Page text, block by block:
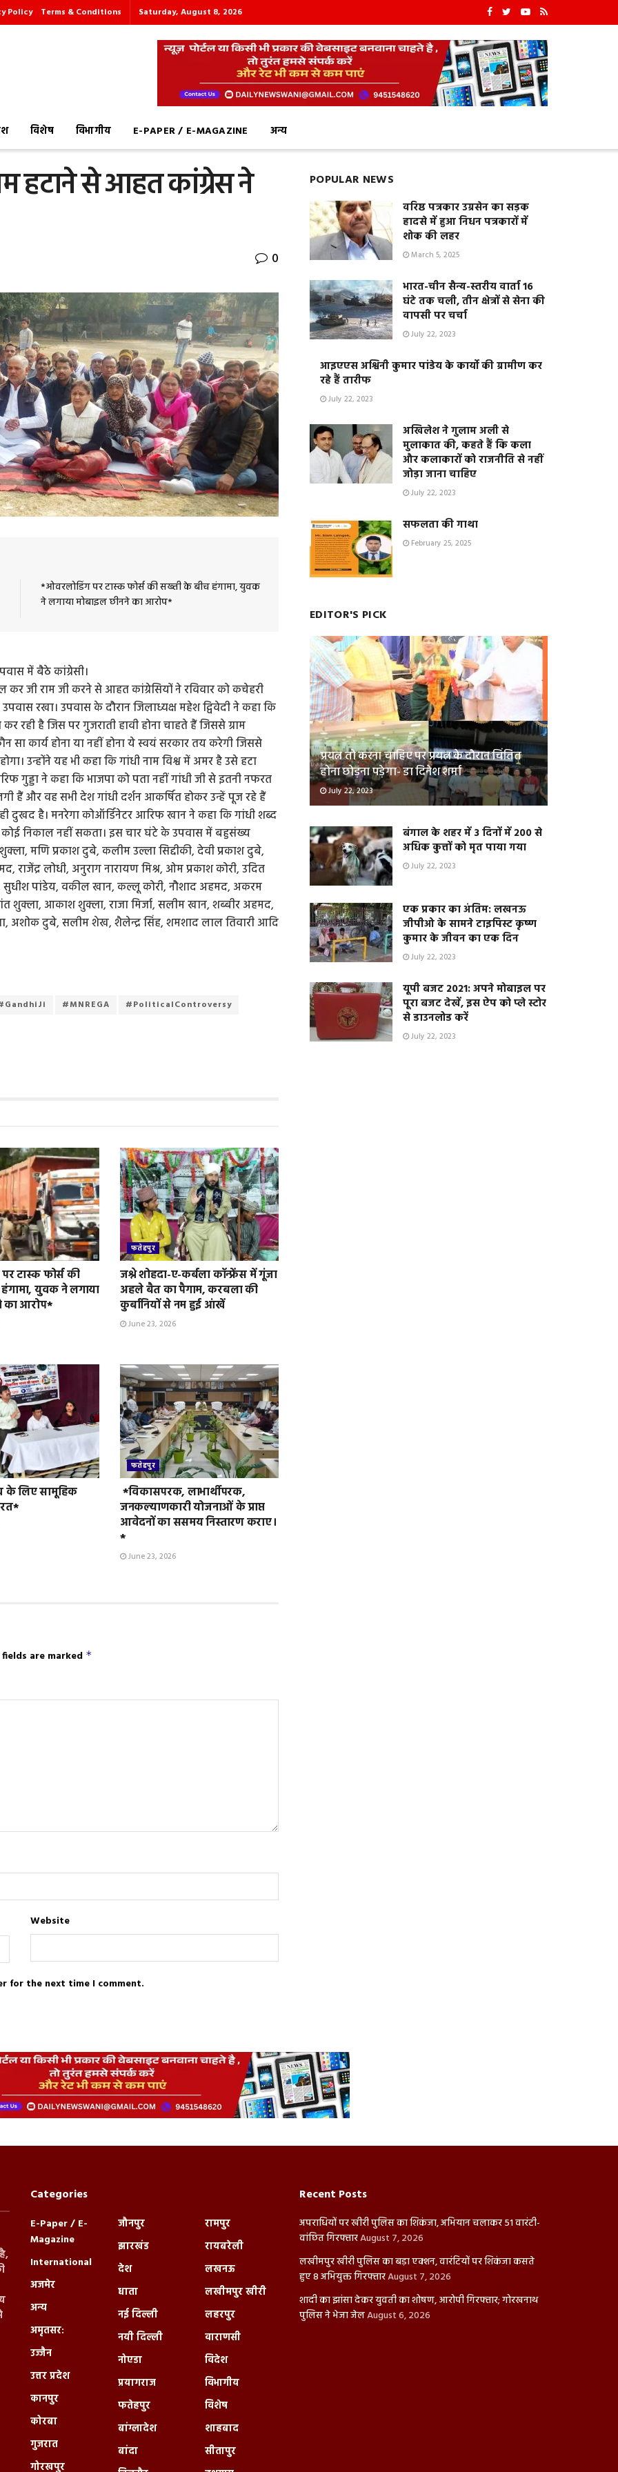
Policy Terms & Conditions Saturday, August 8, 2026
विशेष विभागीय E-PAPER / E-MAGAZINE अन्य
हटाने से आहत कांग्रेस ने
0
*ओवरलोडिंग पर टास्क फोर्स की सख्ती के बीच हंगामा, युवक
ने लगाया मोबाइल छीनने का आरोप*
में बैठे कांग्रेसी।
कर जी राम जी करने से आहत कांग्रेसियों ने रविवार को कचेहरी
रखा। उपवास के दौरान जिलाध्यक्ष महेश द्विवेदी ने कहा कि
रही है जिस पर गुजराती हावी होना चाहते हैं जिससे ग्राम
कार्य होना या नहीं होना ये स्वयं सरकार तय करेगी जिससे
उन्होंने यह भी कहा कि गांधी नाम विश्व में अमर है उसे हटा
गुड्डा ने कहा कि भाजपा को पता नहीं गांधी जी से इतनी नफरत
हैं और वह सभी देश गांधी दर्शन आकर्षित होकर उन्हें पूज रहे हैं
दुखद है। मनरेगा कोऑर्डिनेटर आरिफ खान ने कहा कि गांधी शब्द
निकाल नहीं सकता। इस चार घंटे के उपवास में बहुसंख्य
मणि प्रकाश दुबे, कलीम उल्ला सिद्दीकी, देवी प्रकाश दुबे,
राजेंद्र लोधी, अनुराग नारायण मिश्र, ओम प्रकाश कोरी, उदित
सुधीश पांडेय, वकील खान, कल्लू कोरी, नौशाद अहमद, अकरम
शुक्ला, आकाश शुक्ला, राजा मिर्जा, सलीम खान, शब्बीर अहमद,
दुबे, सलीम शेख, शैलेन्द्र सिंह, शमशाद लाल तिवारी आदि
#MNREGA
#PoliticalControversy
टास्क फोर्स की
युवक ने लगाया
का आरोप*
फतेहपुर
जश्ने शोहदा-ए-कर्बला कॉन्फ्रेंस में गूंजा
अहले बैत का पैगाम, करबला की
कुर्बानियों से नम हुई आंखें
June 23, 2026
के लिए सामूहिक
फतेहपुर
*विकासपरक, लाभार्थीपरक,
जनकल्याणकारी योजनाओं के प्राप्त
आवेदनों का ससमय निस्तारण कराए।
*
June 23, 2026
are marked *
Website
for the next time I comment.
POPULAR NEWS
वरिष्ठ पत्रकार उग्रसेन का सड़क
हादसे में हुआ निधन पत्रकारों में
शोक की लहर
March 5, 2025
भारत-चीन सैन्य-स्तरीय वार्ता 16
घंटे तक चली, तीन क्षेत्रों से सेना की
वापसी पर चर्चा
July 22, 2023
आइएएस अश्विनी कुमार पांडेय के कार्यो की ग्रामीण कर
रहे हैं तारीफ
July 22, 2023
अखिलेश ने गुलाम अली से
मुलाकात की, कहते हैं कि कला
और कलाकारों को राजनीति से नहीं
जोड़ा जाना चाहिए
July 22, 2023
सफलता की गाथा
February 25, 2025
EDITOR'S PICK
प्रयत्न तो करना चाहिए पर प्रयत्न के दौरान चिंतित
होना छोड़ना पड़ेगा- डा दिनेश शर्मा
July 22, 2023
बंगाल के शहर में 3 दिनों में 200 से
अधिक कुत्तों को मृत पाया गया
July 22, 2023
एक प्रकार का अंतिम: लखनऊ
जीपीओ के सामने टाइपिस्ट कृष्ण
कुमार के जीवन का एक दिन
July 22, 2023
यूपी बजट 2021: अपने मोबाइल पर
पूरा बजट देखें, इस ऐप को प्ले स्टोर
से डाउनलोड करें
July 22, 2023
Categories
E-Paper / E-
Magazine
International
अजमेर
अन्य
अमृतसर:
उज्जैन
उत्तर प्रदेश
कानपुर
कोरबा
गुजरात
गोरखपुर
जौनपुर
झारखंड
देश
धाता
नई दिल्ली
नयी दिल्ली
नोएडा
प्रयागराज
फतेहपुर
बांग्लादेश
बांदा
रामपुर
रायबरेली
लखनऊ
लखीमपुर खीरी
लहरपुर
वाराणसी
विदेश
विभागीय
विशेष
शाहबाद
सीतापुर
Recent Posts
अपराधियों पर खीरी पुलिस का शिकंजा, अभियान चलाकर 51 वारंटी-
वांछित गिरफ्तारAugust 7, 2026
लखीमपुर खीरी पुलिस का बड़ा एक्शन, वारंटियों पर शिकंजा कसते
हुए 8 अभियुक्त गिरफ्तारAugust 7, 2026
शादी का झांसा देकर युवती का शोषण, आरोपी गिरफ्तार; गोरखनाथ
पुलिस ने भेजा जेलAugust 6, 2026